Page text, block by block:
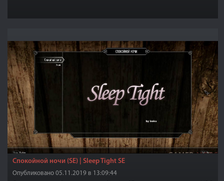
Спокойной ночи (SE) | Sleep Tight SE
Опубликовано 05.11.2019 в 13:09:44